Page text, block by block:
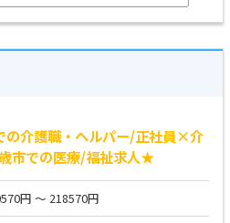
の介護職・ヘルパー/正社員×介
市での医療/福祉求人★
円 ～ 218570円